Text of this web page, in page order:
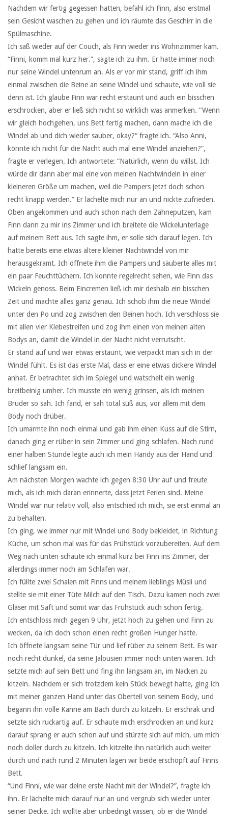
Nachdem wir fertig gegessen hatten, befahl ich Finn, also erstmal
sein Gesicht waschen zu gehen und ich räumte das Geschirr in die
Spülmaschine.
Ich saß wieder auf der Couch, als Finn wieder ins Wohnzimmer kam.
“Finni, komm mal kurz her.”, sagte ich zu ihm. Er hatte immer noch
nur seine Windel untenrum an. Als er vor mir stand, griff ich ihm
einmal zwischen die Beine an seine Windel und schaute, wie voll sie
denn ist. Ich glaube Finn war recht erstaunt und auch ein bisschen
erschrocken, aber er ließ sich nicht so wirklich was anmerken. “Wenn
wir gleich hochgehen, uns Bett fertig machen, dann mache ich die
Windel ab und dich wieder sauber, okay?“ fragte ich. “Also Anni,
könnte ich nicht für die Nacht auch mal eine Windel anziehen?”,
fragte er verlegen. Ich antwortete: “Natürlich, wenn du willst. Ich
würde dir dann aber mal eine von meinen Nachtwindeln in einer
kleineren Größe um machen, weil die Pampers jetzt doch schon
recht knapp werden.” Er lächelte mich nur an und nickte zufrieden.
Oben angekommen und auch schon nach dem Zähneputzen, kam
Finn dann zu mir ins Zimmer und ich breitete die Wickelunterlage
auf meinem Bett aus. Ich sagte ihm, er solle sich darauf legen. Ich
hatte bereits eine etwas ältere kleiner Nachtwindel von mir
herausgekramt. Ich öffnete ihm die Pampers und säuberte alles mit
ein paar Feuchttüchern. Ich konnte regelrecht sehen, wie Finn das
Wickeln genoss. Beim Eincremen ließ ich mir deshalb ein bisschen
Zeit und machte alles ganz genau. Ich schob ihm die neue Windel
unter den Po und zog zwischen den Beinen hoch. Ich verschloss sie
mit allen vier Klebestreifen und zog ihm einen von meinen alten
Bodys an, damit die Windel in der Nacht nicht verrutscht.
Er stand auf und war etwas erstaunt, wie verpackt man sich in der
Windel fühlt. Es ist das erste Mal, dass er eine etwas dickere Windel
anhat. Er betrachtet sich im Spiegel und watschelt ein wenig
breitbeinig umher. Ich musste ein wenig grinsen, als ich meinen
Bruder so sah. Ich fand, er sah total süß aus, vor allem mit dem
Body noch drüber.
Ich umarmte ihn noch einmal und gab ihm einen Kuss auf die Stirn,
danach ging er rüber in sein Zimmer und ging schlafen. Nach rund
einer halben Stunde legte auch ich mein Handy aus der Hand und
schlief langsam ein.
Am nächsten Morgen wachte ich gegen 8:30 Uhr auf und freute
mich, als ich mich daran erinnerte, dass jetzt Ferien sind. Meine
Windel war nur relativ voll, also entschied ich mich, sie erst einmal an
zu behalten.
Ich ging, wie immer nur mit Windel und Body bekleidet, in Richtung
Küche, um schon mal was für das Frühstück vorzubereiten. Auf dem
Weg nach unten schaute ich einmal kurz bei Finn ins Zimmer, der
allerdings immer noch am Schlafen war.
Ich füllte zwei Schalen mit Finns und meinem lieblings Müsli und
stellte sie mit einer Tüte Milch auf den Tisch. Dazu kamen noch zwei
Gläser mit Saft und somit war das Frühstück auch schon fertig.
Ich entschloss mich gegen 9 Uhr, jetzt hoch zu gehen und Finn zu
wecken, da ich doch schon einen recht großen Hunger hatte.
Ich öffnete langsam seine Tür und lief rüber zu seinem Bett. Es war
noch recht dunkel, da seine Jalousien immer noch unten waren. Ich
setzte mich auf sein Bett und fing ihn langsam an, im Nacken zu
kitzeln. Nachdem er sich trotzdem kein Stück bewegt hatte, ging ich
mit meiner ganzen Hand unter das Oberteil von seinem Body, und
begann ihn volle Kanne am Bach durch zu kitzeln. Er erschrak und
setzte sich ruckartig auf. Er schaute mich erschrocken an und kurz
darauf sprang er auch schon auf und stürzte sich auf mich, um mich
noch doller durch zu kitzeln. Ich kitzelte ihn natürlich auch weiter
durch und nach rund 2 Minuten lagen wir beide erschöpft auf Finns
Bett.
“Und Finni, wie war deine erste Nacht mit der Windel?”, fragte ich
ihn. Er lächelte mich darauf nur an und vergrub sich wieder unter
seiner Decke. Ich wollte aber unbedingt wissen, ob er die Windel